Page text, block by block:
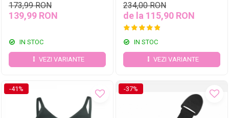
173,99 RON
139,99 RON
IN STOC
VEZI VARIANTE
234,00 RON
de la 115,90 RON
IN STOC
VEZI VARIANTE
-41% -37%